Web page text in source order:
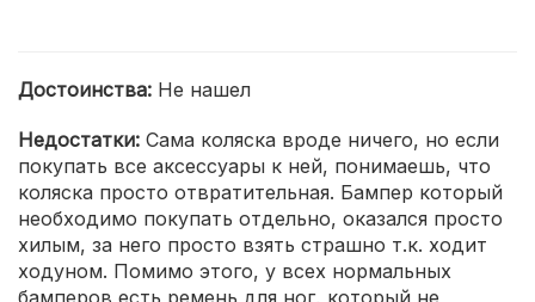
Достоинства: Не нашел
Недостатки: Сама коляска вроде ничего, но если
покупать все аксессуары к ней, понимаешь, что
коляска просто отвратительная. Бампер который
необходимо покупать отдельно, оказался просто
хилым, за него просто взять страшно т.к. ходит
ходуном. Помимо этого, у всех нормальных
бамперов есть ремень для ног, который не